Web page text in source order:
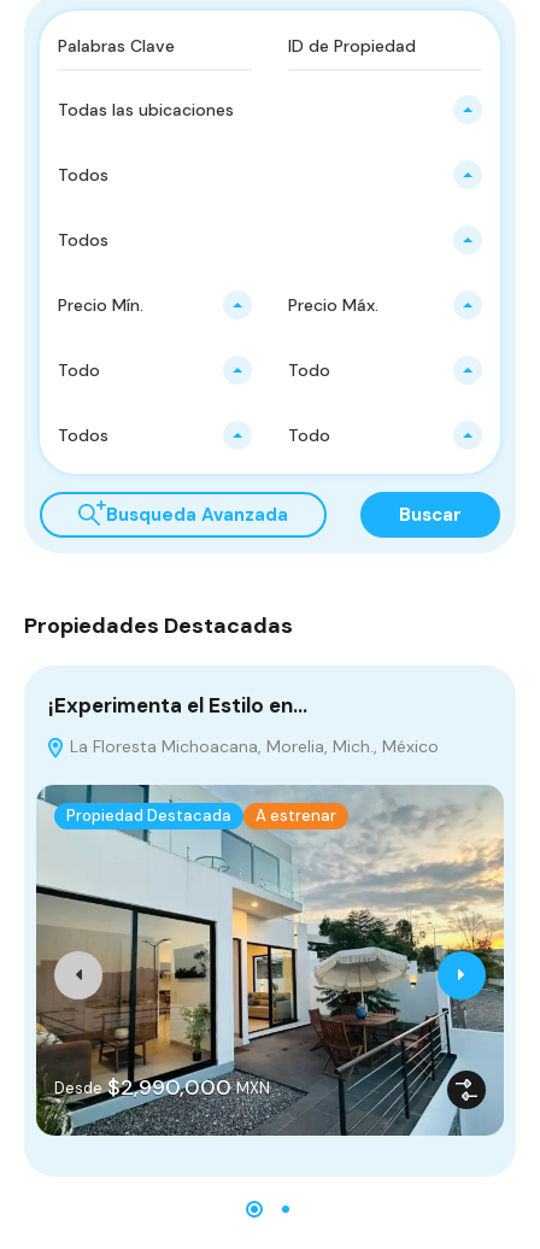
Todas las ubicaciones
Todos
Todos
Precio Mín. Precio Máx.
Todo Todo
Todos Todo
Busqueda Avanzada Buscar
Propiedades Destacadas
¡Experimenta el Estilo en…
La Floresta Michoacana, Morelia, Mich., México
Propiedad Destacada A estrenar
Desde $2,990,000 MXN